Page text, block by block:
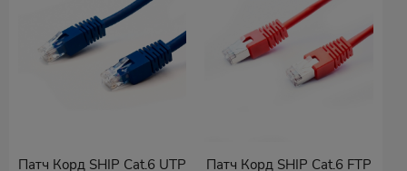
Патч Корд SHIP Cat.6 UTP
Патч Корд SHIP Cat.6 FTP